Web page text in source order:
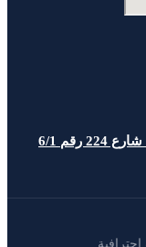
منطقة فيليميش الصناعية المنظمة حي شارع 224 رقم 6/1